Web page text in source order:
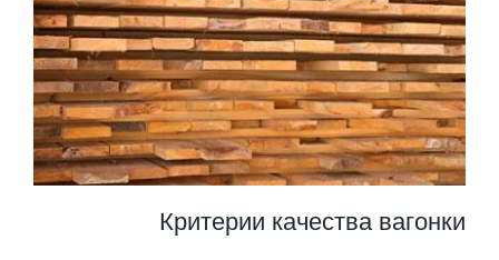
Критерии качества вагонки